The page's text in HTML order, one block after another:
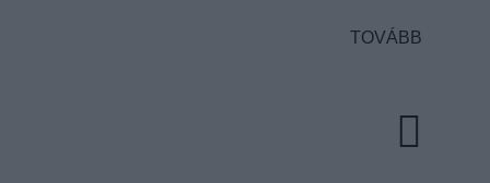
TOVÁBB